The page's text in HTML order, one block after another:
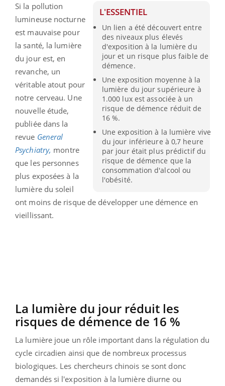
L'ESSENTIEL
Un lien a été découvert entre
des niveaux plus élevés
d'exposition à la lumière du
jour et un risque plus faible de
démence.
Une exposition moyenne à la
lumière du jour supérieure à
1.000 lux est associée à un
risque de démence réduit de
16 %.
Une exposition à la lumière vive
du jour inférieure à 0,7 heure
par jour était plus prédictif du
risque de démence que la
consommation d'alcool ou
l'obésité.
Si la pollution
lumineuse nocturne
est mauvaise pour
la santé, la lumière
du jour est, en
revanche, un
véritable atout pour
notre cerveau. Une
nouvelle étude,
publiée dans la
revue General
Psychiatry, montre
que les personnes
plus exposées à la
lumière du soleil
ont moins de risque de développer une démence en
vieillissant.
La lumière du jour réduit les
risques de démence de 16 %
La lumière joue un rôle important dans la régulation du
cycle circadien ainsi que de nombreux processus
biologiques. Les chercheurs chinois se sont donc
demandés si l'exposition à la lumière diurne ou